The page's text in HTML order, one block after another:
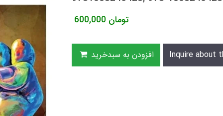
600,000 تومان
افزودن به سبدخرید Inquire about